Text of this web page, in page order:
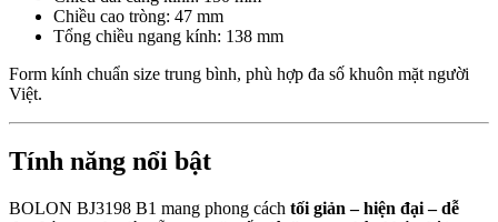
Chiều cao tròng: 47 mm
Tổng chiều ngang kính: 138 mm
Form kính chuẩn size trung bình, phù hợp đa số khuôn mặt người
Việt.
Tính năng nổi bật
BOLON BJ3198 B1 mang phong cách tối giản – hiện đại – dễ